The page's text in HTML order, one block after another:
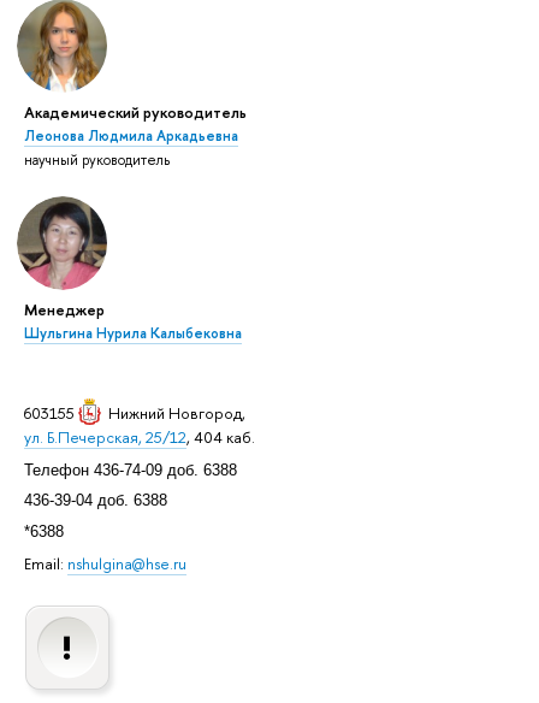
Академический руководитель
Леонова Людмила Аркадьевна
научный руководитель
Менеджер
Шульгина Нурила Калыбековна
603155 Нижний Новгород,
ул. Б.Печерская, 25/12, 404 каб.
Телефон 436-74-09 доб. 6388
436-39-04 доб. 6388
*6388
Email: nshulgina@hse.ru